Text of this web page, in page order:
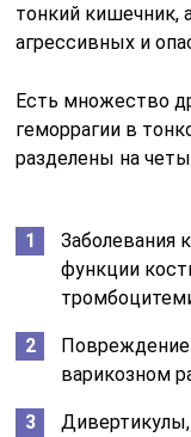
тонкий кишечник,
агрессивных и
Есть множество
геморрагии в
разделены на
Заболевания
функции
Повреждение
варикозном
Дивертикулы,